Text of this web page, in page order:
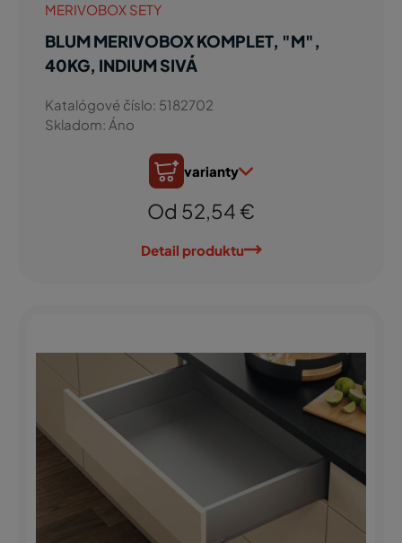
MERIVOBOX SETY
BLUM MERIVOBOX KOMPLET, "M",
40KG, INDIUM SIVÁ
Katalógové číslo: 5182702
Skladom: Áno
varianty
Od 52,54 €
Detail produktu